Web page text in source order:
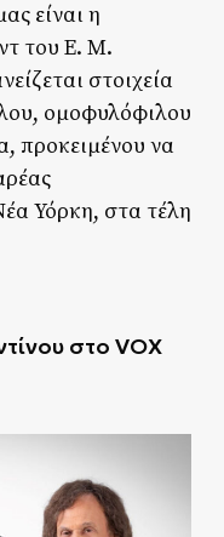
είναι η
του Ε. Μ.
στοιχεία
ομοφυλόφιλου
προκειμένου να
Υόρκη, στα τέλη
στο VOX